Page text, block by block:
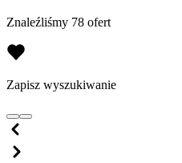
Znaleźliśmy 78 ofert
Zapisz wyszukiwanie